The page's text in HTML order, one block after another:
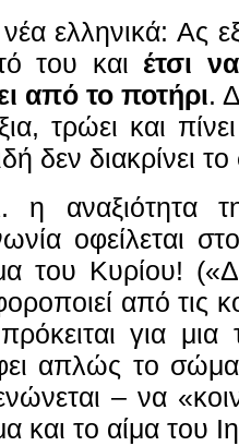
ελληνικά: Ας
του και έτσι
από το ποτήρι.
τρώει και
δεν διακρίνει
η αναξιότητα
οφείλεται
του Κυρίου!
από τις
για
απλώς το
– να
και το αίμα του